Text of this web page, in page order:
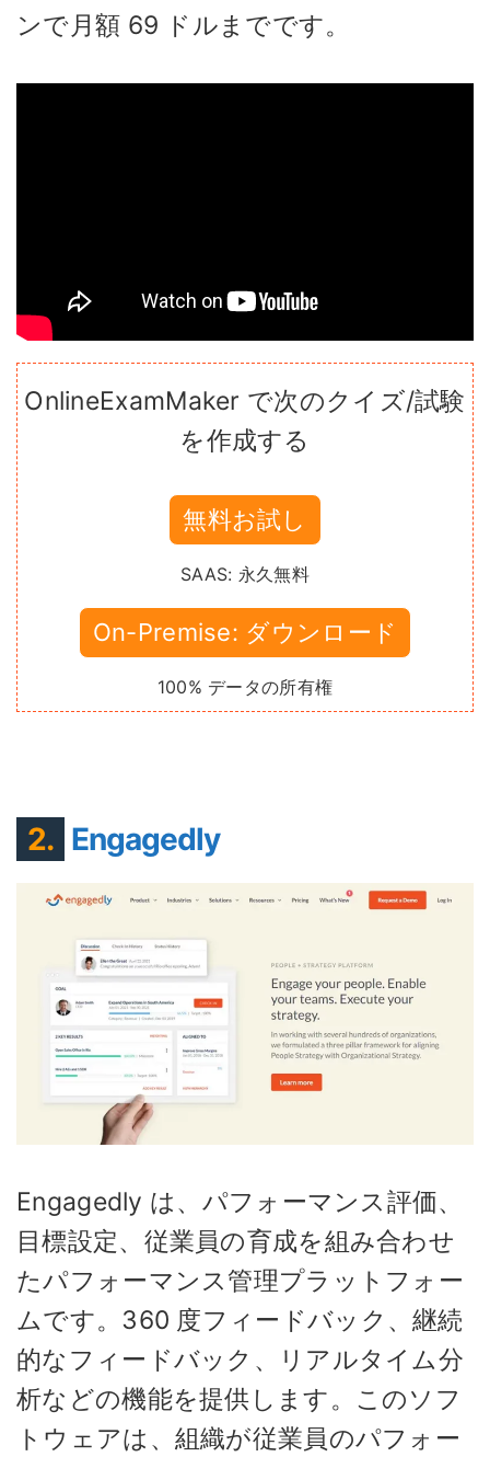
ンで月額 69 ドルまでです。
OnlineExamMaker で次のクイズ/試験
を作成する
無料お試し
SAAS: 永久無料
On-Premise: ダウンロード
100% データの所有権
2. Engagedly
Engagedly は、パフォーマンス評価、
目標設定、従業員の育成を組み合わせ
たパフォーマンス管理プラットフォー
ムです。360 度フィードバック、継続
的なフィードバック、リアルタイム分
析などの機能を提供します。このソフ
トウェアは、組織が従業員のパフォー